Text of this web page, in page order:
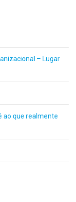
– Lugar
ao que realmente